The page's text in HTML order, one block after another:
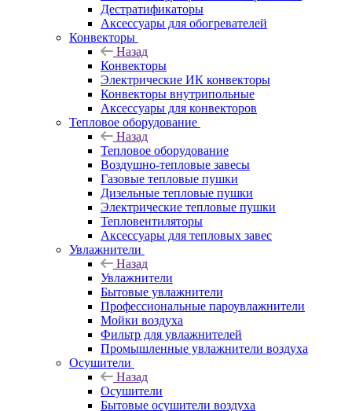
Дестратификаторы
Аксессуары для обогревателей
Конвекторы
Назад
Конвекторы
Электрические ИК конвекторы
Конвекторы внутрипольные
Аксессуары для конвекторов
Тепловое оборудование
Назад
Тепловое оборудование
Воздушно-тепловые завесы
Газовые тепловые пушки
Дизельные тепловые пушки
Электрические тепловые пушки
Тепловентиляторы
Аксессуары для тепловых завес
Увлажнители
Назад
Увлажнители
Бытовые увлажнители
Профессиональные пароувлажнители
Мойки воздуха
Фильтр для увлажнителей
Промышленные увлажнители воздуха
Осушители
Назад
Осушители
Бытовые осушители воздуха